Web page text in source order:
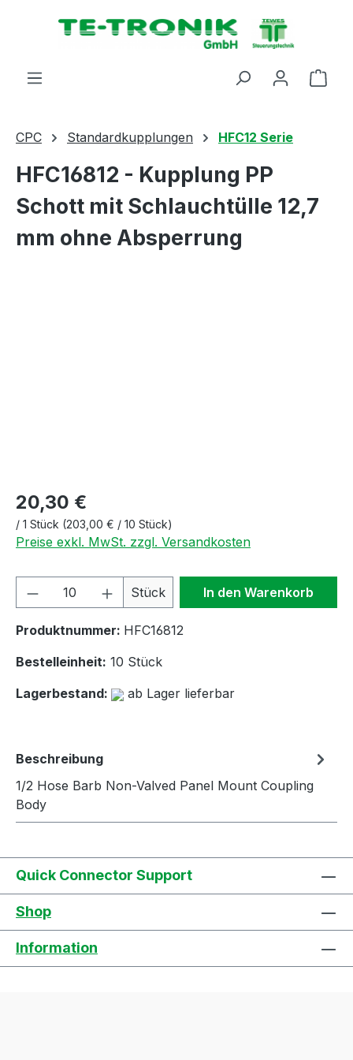
springen
CPC Standardkupplungen HFC12 Serie
HFC16812 - Kupplung PP
Schott mit Schlauchtülle 12,7
mm ohne Absperrung
20,30 €
/ 1 Stück (203,00 € / 10 Stück)
Preise exkl. MwSt. zzgl. Versandkosten
Produkt Anzahl: Gib den
Stück In den Warenkorb
Produktnummer: HFC16812
Bestelleinheit: 10 Stück
Lagerbestand:
ab Lager lieferbar
Beschreibung
1/2 Hose Barb Non-Valved Panel Mount Coupling
Body
Quick Connector Support
Shop
Information